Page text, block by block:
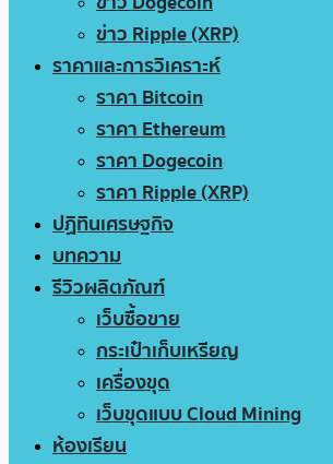
ข่าว Ripple (XRP)
ราคาและการวิเคราะห์
ราคา Bitcoin
ราคา Ethereum
ราคา Dogecoin
ราคา Ripple (XRP)
ปฏิทินเศรษฐกิจ
บทความ
รีวิวผลิตภัณฑ์
เว็บซื้อขาย
กระเป๋าเก็บเหรียญ
เครื่องขุด
เว็บขุดแบบ Cloud Mining
ห้องเรียน